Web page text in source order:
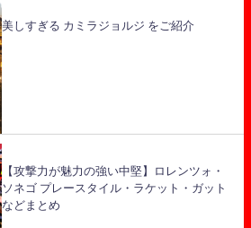
美しすぎる カミラジョルジ をご紹介
【攻撃力が魅力の強い中堅】ロレンツォ・
ソネゴ プレースタイル・ラケット・ガット
などまとめ